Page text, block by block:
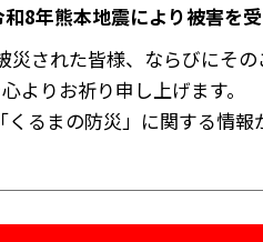
和8年熊本地震により被害を
災された皆様、ならびにそ
よりお祈り申し上げます。
くるまの防災」に関する情